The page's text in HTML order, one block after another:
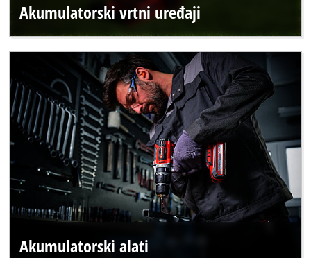
Akumulatorski vrtni uređaji
Akumulatorski alati